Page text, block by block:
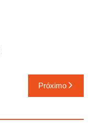
Próximo